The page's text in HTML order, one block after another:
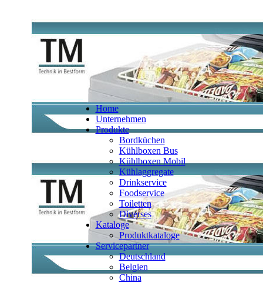
Home
Unternehmen
Produkte
Bordküchen
Kühlboxen Bus
Kühlboxen Mobil
Kühlaggregate
Drinkservice
Foodservice
Toiletten
Diverses
Kataloge
Produktkataloge
Servicepartner
Deutschland
Belgien
China